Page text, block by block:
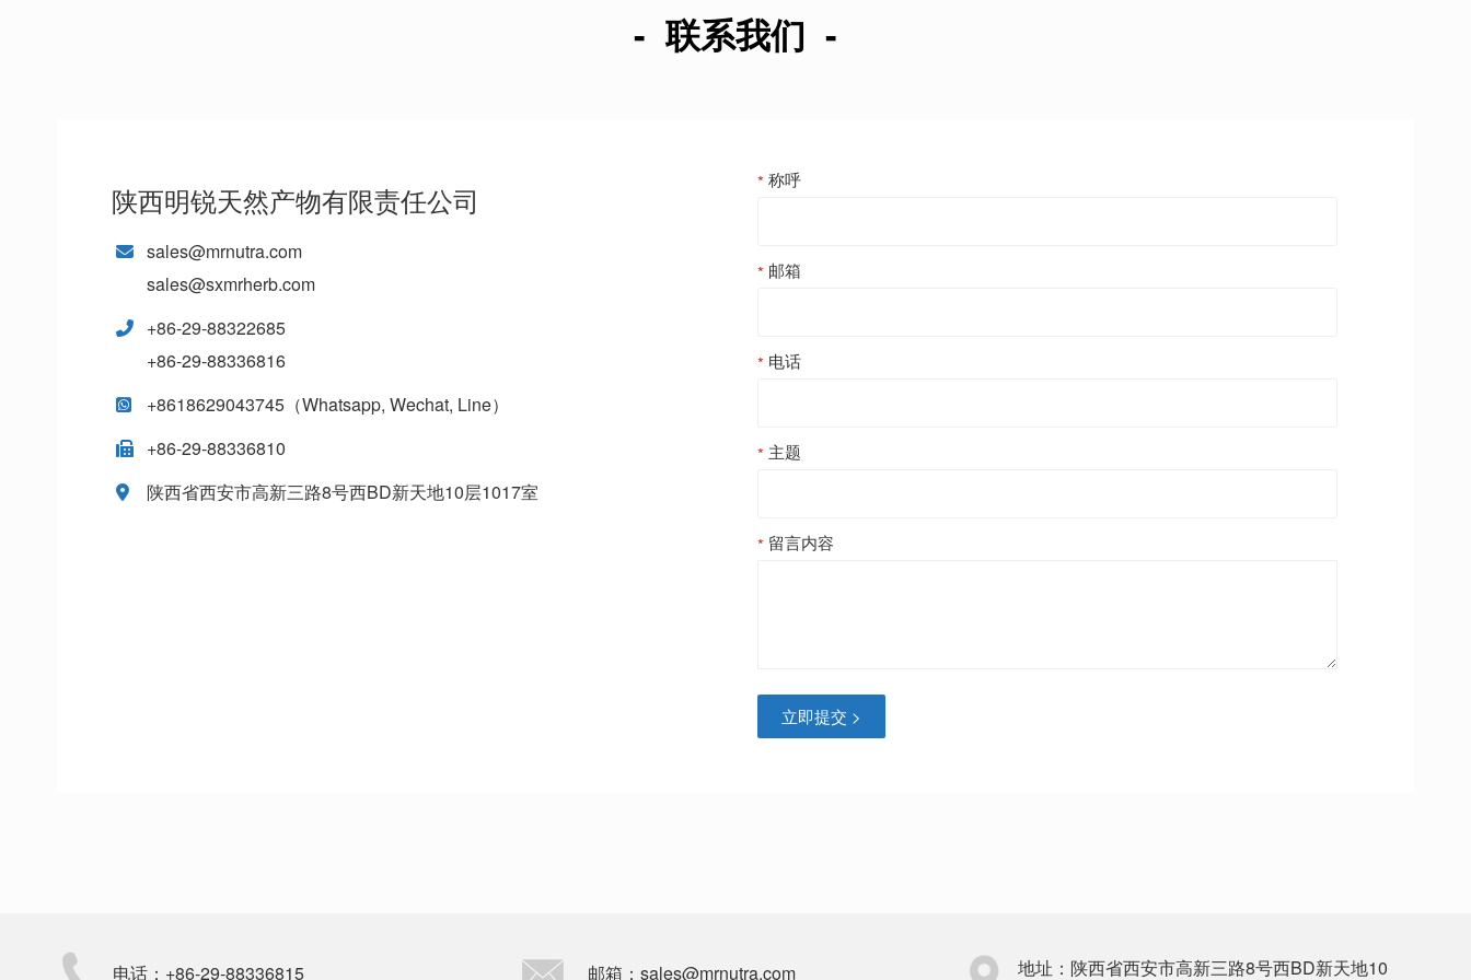
- 联系我们 -
陕西明锐天然产物有限责任公司
sales@mrnutra.com
sales@sxmrherb.com
+86-29-88322685
+86-29-88336816
+8618629043745（Whatsapp, Wechat, Line）
+86-29-88336810
陕西省西安市高新三路8号西BD新天地10层1017室
称呼
邮箱
电话
主题
留言内容
立即提交 >
电话：+86-29-88336815 邮箱：sales@mrnutra.com
地址：陕西省西安市高新三路8号西BD新天地10